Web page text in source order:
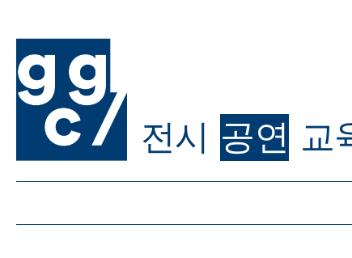
전시 공연 교